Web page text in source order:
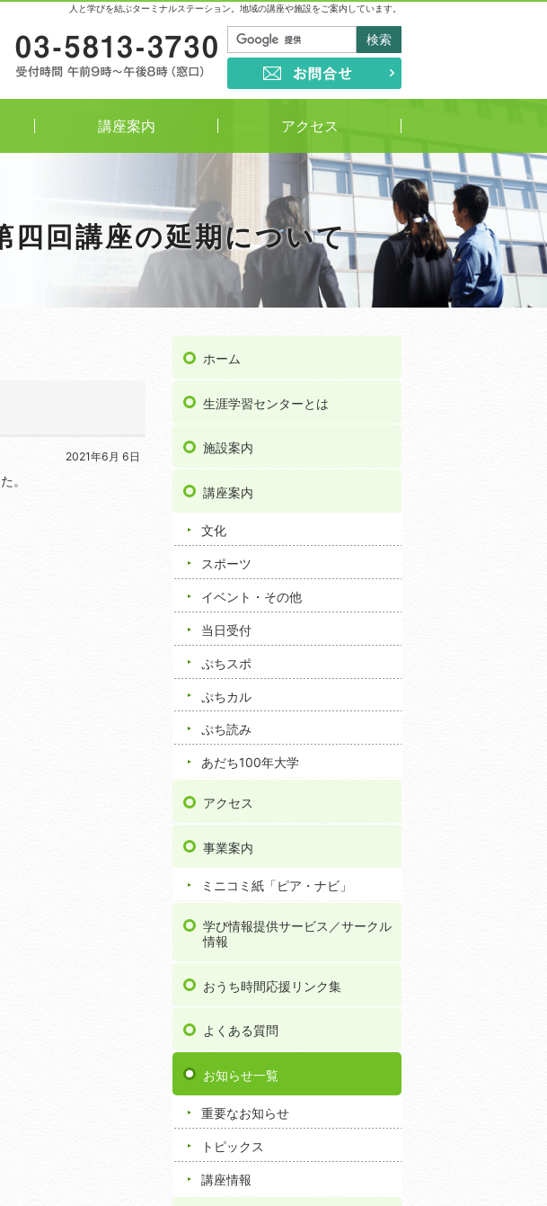
四回講座の延期について
人と学びを結ぶターミナルステーション。地域の講座や施設をご案内しています。
2021年6月 6日
。
ホーム
生涯学習センターとは
施設案内
講座案内
文化
スポーツ
イベント・その他
当日受付
ぷちスポ
ぷちカル
ぷち読み
あだち100年大学
アクセス
事業案内
ミニコミ紙「ピア・ナビ」
学び情報提供サービス／サークル
情報
おうち時間応援リンク集
よくある質問
お知らせ一覧
重要なお知らせ
トピックス
講座情報
03-5813-3730
受付時間午前9時～午後8時（窓口）
講座案内 アクセス